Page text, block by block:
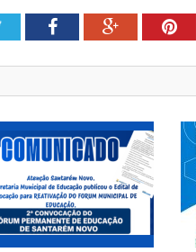
TwitterFacebookGoogle+